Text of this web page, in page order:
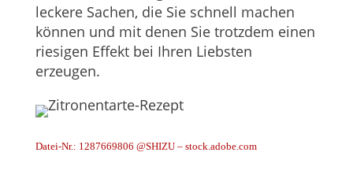
leckere Sachen, die Sie schnell machen
können und mit denen Sie trotzdem einen
riesigen Effekt bei Ihren Liebsten
erzeugen.
Datei-Nr.: 1287669806 @SHIZU – stock.adobe.com